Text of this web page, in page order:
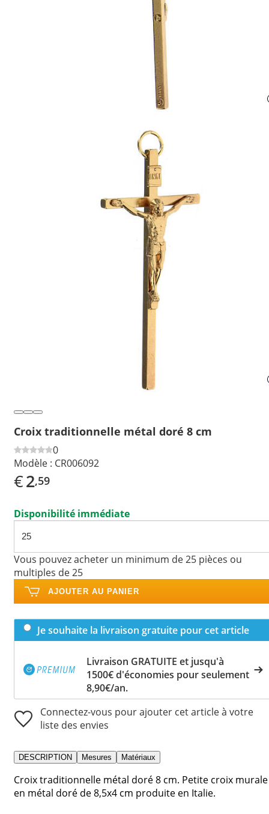
Croix traditionnelle métal doré 8 cm
0
Modèle : CR006092
€2,59
Disponibilité immédiate
Vous pouvez acheter un minimum de 25 pièces ou
multiples de 25
AJOUTER AU PANIER
Je souhaite la livraison gratuite pour cet article
Livraison GRATUITE et jusqu'à
1500€ d'économies pour seulement
8,90€/an.
Connectez-vous pour ajouter cet article à votre
liste des envies
DESCRIPTION Mesures Matériaux
Croix traditionnelle métal doré 8 cm. Petite croix murale
en métal doré de 8,5x4 cm produite en Italie.